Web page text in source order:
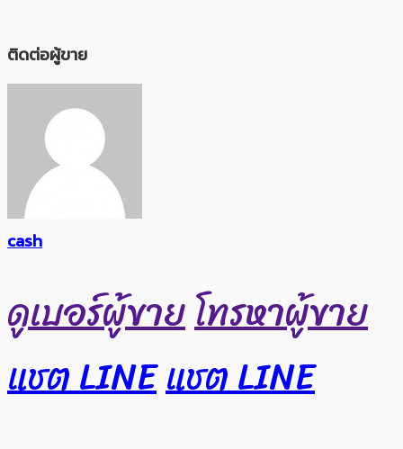
ติดต่อผู้ขาย
cash
ดูเบอร์ผู้ขายโทรหาผู้ขาย
แชต LINEแชต LINE